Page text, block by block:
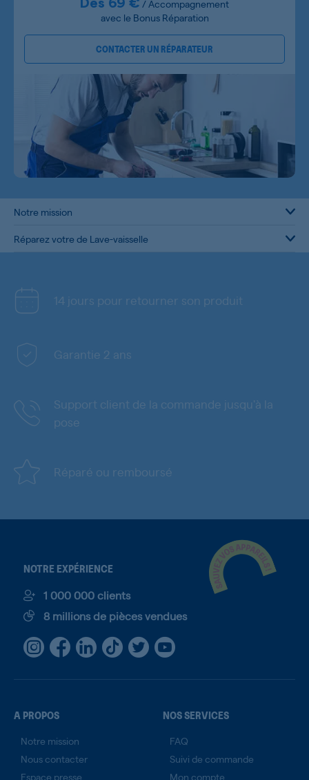
Dès 69 € / Accompagnement
avec le Bonus Réparation
CONTACTER UN RÉPARATEUR
Notre mission
Réparez votre de Lave-vaisselle
14 jours pour retourner son produit
Garantie 2 ans
Support client de la commande jusqu'à la
pose
Réparé ou remboursé
NOTRE EXPÉRIENCE
1 000 000 clients
8 millions de pièces vendues
A PROPOS
Notre mission
Nous contacter
Espace presse
NOS SERVICES
FAQ
Suivi de commande
Mon compte